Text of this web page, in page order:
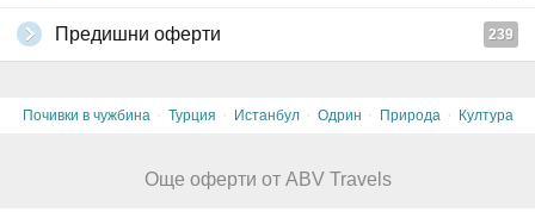
Предишни оферти 239
Почивки в чужбина · Турция · Истанбул · Одрин · Природа · Култура
Още оферти от ABV Travels